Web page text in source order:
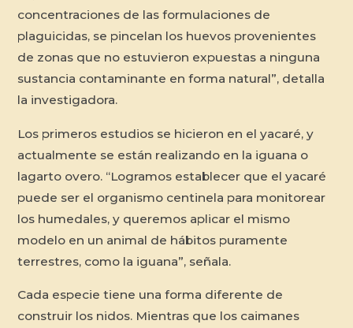
concentraciones de las formulaciones de
plaguicidas, se pincelan los huevos provenientes
de zonas que no estuvieron expuestas a ninguna
sustancia contaminante en forma natural”, detalla
la investigadora.
Los primeros estudios se hicieron en el yacaré, y
actualmente se están realizando en la iguana o
lagarto overo. “Logramos establecer que el yacaré
puede ser el organismo centinela para monitorear
los humedales, y queremos aplicar el mismo
modelo en un animal de hábitos puramente
terrestres, como la iguana”, señala.
Cada especie tiene una forma diferente de
construir los nidos. Mientras que los caimanes